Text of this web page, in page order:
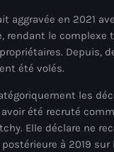
aggravée en 2021
rendant le complexe
Depuis,
été volés.
les
été recruté
Elle déclare ne
à 2019 sur